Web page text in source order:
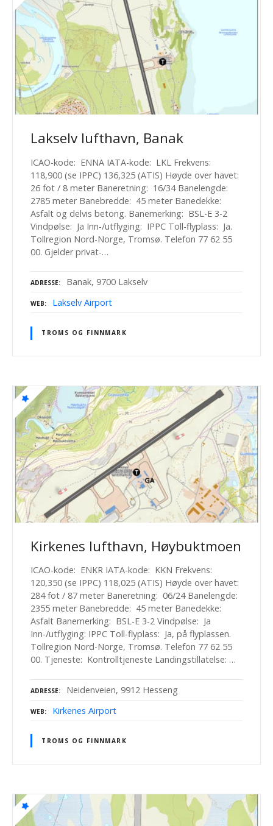
Lakselv lufthavn, Banak
ICAO-kode: ENNA IATA-kode: LKL Frekvens:
118,900 (se IPPC) 136,325 (ATIS) Høyde over havet:
26 fot / 8 meter Baneretning: 16/34 Banelengde:
2785 meter Banebredde: 45 meter Banedekke:
Asfalt og delvis betong. Banemerking: BSL-E 3-2
Vindpølse: Ja Inn-/utflyging: IPPC Toll-flyplass: Ja.
Tollregion Nord-Norge, Tromsø. Telefon 77 62 55
00. Gjelder privat-…
ADRESSE Banak, 9700 Lakselv
WEB Lakselv Airport
TROMS OG FINNMARK
Kirkenes lufthavn, Høybuktmoen
ICAO-kode: ENKR IATA-kode: KKN Frekvens:
120,350 (se IPPC) 118,025 (ATIS) Høyde over havet:
284 fot / 87 meter Baneretning: 06/24 Banelengde:
2355 meter Banebredde: 45 meter Banedekke:
Asfalt Banemerking: BSL-E 3-2 Vindpølse: Ja
Inn-/utflyging: IPPC Toll-flyplass: Ja, på flyplassen.
Tollregion Nord-Norge, Tromsø. Telefon 77 62 55
00. Tjeneste: Kontrolltjeneste Landingstillatelse: …
ADRESSE Neidenveien, 9912 Hesseng
WEB Kirkenes Airport
TROMS OG FINNMARK